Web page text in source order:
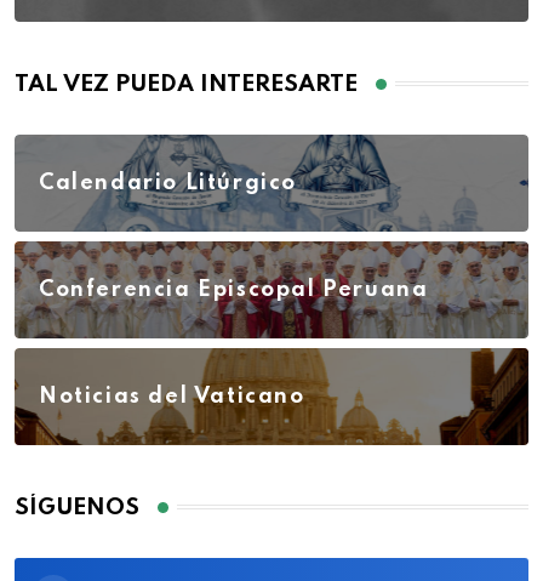
TAL VEZ PUEDA INTERESARTE
Calendario Litúrgico
Conferencia Episcopal Peruana
Noticias del Vaticano
SÍGUENOS